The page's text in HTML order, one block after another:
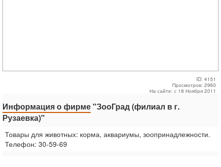
ID: 4151
Просмотров: 2960
На сайте: с 18 Ноября 2011
Информация о фирме"ЗооГрад (филиал в г.
Рузаевка)"
Товары для животных: корма, аквариумы, зоопринадлежности.
Телефон: 30-59-69